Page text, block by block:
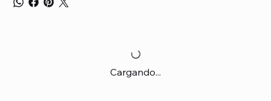
Cargando...